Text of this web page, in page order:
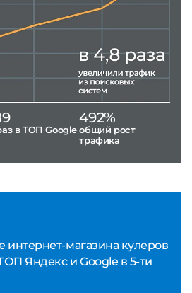
интернет-магазина кулеров
Яндекс и Google в 5-ти
в ТОП Google
492%
общий рост
трафика